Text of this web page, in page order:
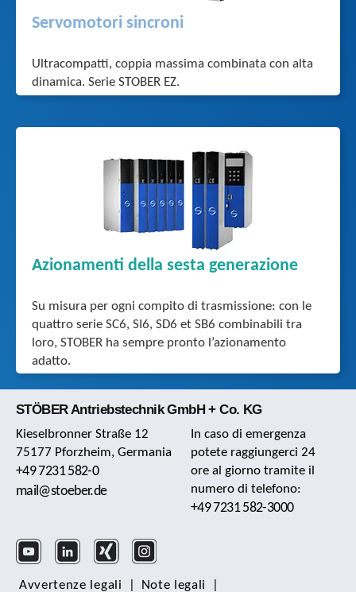
Servomotori sincroni
Ultracompatti, coppia massima combinata con alta
dinamica. Serie STOBER EZ.
Azionamenti della sesta generazione
Su misura per ogni compito di trasmissione: con le
quattro serie SC6, SI6, SD6 et SB6 combinabili tra
loro, STOBER ha sempre pronto l’azionamento
adatto.
STÖBER Antriebstechnik GmbH + Co. KG
Kieselbronner Straße 12
75177 Pforzheim, Germania
+49 7231 582-0
mail@stoeber.de
In caso di emergenza
potete raggiungerci 24
ore al giorno tramite il
numero di telefono:
+49 7231 582-3000
Avvertenze legali Note legali